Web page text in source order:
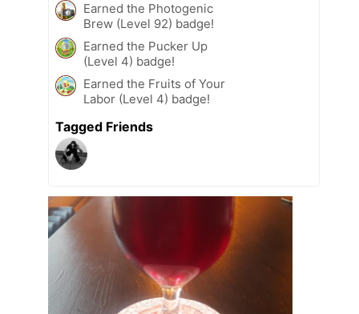
Earned the Photogenic
Brew (Level 92) badge!
Earned the Pucker Up
(Level 4) badge!
Earned the Fruits of Your
Labor (Level 4) badge!
Tagged Friends